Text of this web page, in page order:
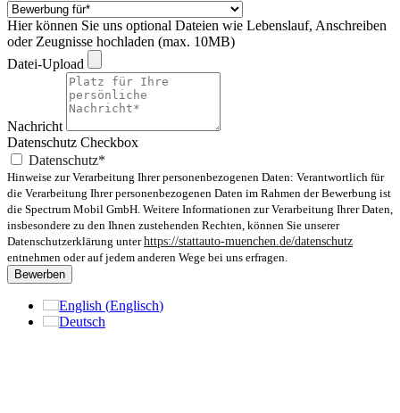
Hier können Sie uns optional Dateien wie Lebenslauf, Anschreiben
oder Zeugnisse hochladen (max. 10MB)
Datei-Upload
Nachricht
Datenschutz Checkbox
Datenschutz*
Hinweise zur Verarbeitung Ihrer personenbezogenen Daten: Verantwortlich für
die Verarbeitung Ihrer personenbezogenen Daten im Rahmen der Bewerbung ist
die Spectrum Mobil GmbH. Weitere Informationen zur Verarbeitung Ihrer Daten,
insbesondere zu den Ihnen zustehenden Rechten, können Sie unserer
Datenschutzerklärung unterhttps://stattauto-muenchen.de/datenschutz
entnehmen oder auf jedem anderen Wege bei uns erfragen.
Bewerben
English (Englisch)
Deutsch